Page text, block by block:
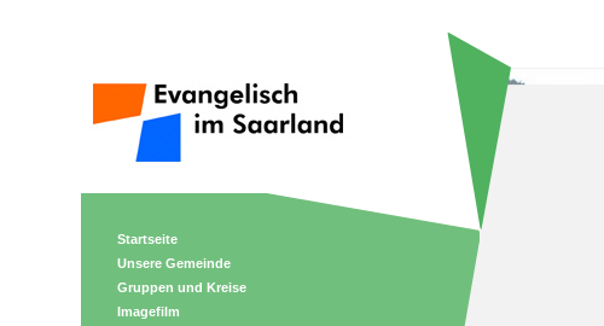
Startseite
Unsere Gemeinde
Gruppen und Kreise
Imagefilm